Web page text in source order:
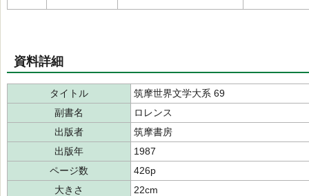
資料詳細
タイトル
筑摩世界文学大系 69
副書名
ロレンス
出版者
筑摩書房
出版年
1987
ページ数
426p
大きさ
22cm